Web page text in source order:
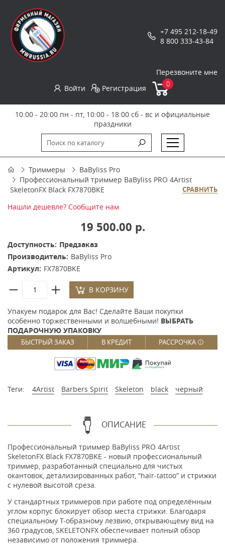
+7 495 212-18-49
8 800 333-43-84
Перезвоните мне
Войти
Регистрация 0
10:00 - 20:00 пн - пт, 10:00 - 18:00 сб - вс и официальные
праздники
Триммеры
BaByliss Pro
Профессиональный триммер BaByliss PRO 4Artist
SkeletonFX Black FX7870BKE
СРАВНИТЬ
Нашли дешевле? Сообщите нам
19 500.00 р.
Доступность: Предзаказ
Производитель: BaByliss Pro
Артикул: FX7870BKE
В КОРЗИНУ
Упакуем подарок для Вас! Сделайте Ваши покупки
особенно торжественными и волшебными! ВЫБРАТЬ
ПОДАРОЧНУЮ УПАКОВКУ
БЫСТРЫЙ ЗАКАЗ В КРЕДИТ РАССРОЧКА
Теги: 4Artist Barbers Spirit Skeleton black черный
ОПИСАНИЕ
Профессиональный триммер BaByliss PRO 4Artist
SkeletonFX Black FX7870BKE - новый профессиональный
триммер, разработанный специально для чистых
окантовок, детализированных работ, “hair-tattoo” и стрижки
с нулевой высотой среза.
У стандартных триммеров при работе под определённым
углом корпус блокирует обзор места стрижки. Благодаря
специальному T-образному лезвию, открывающему вид на
360 градусов, SKELETONFX обеспечивает полный обзор
независимо от положения триммера.